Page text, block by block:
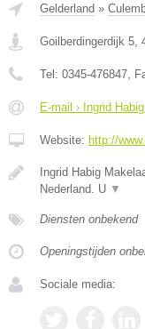
Gelderland »
Goilberdingerdijk 5
Tel: 0345-476847 ,
E-mail › Ingrid
Website: http://
Ingrid Habig
Nederland. U ▼
Diensten onbekend
Openingstijden
Sociale media: